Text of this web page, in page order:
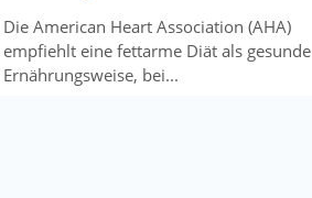
Die American Heart Association (AHA)
empfiehlt eine fettarme Diät als gesunde
Ernährungsweise, bei...